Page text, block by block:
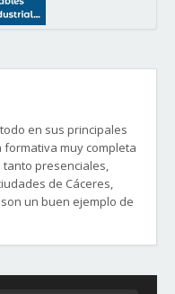
en sus principales
muy completa
presenciales,
de Cáceres,
un buen ejemplo de